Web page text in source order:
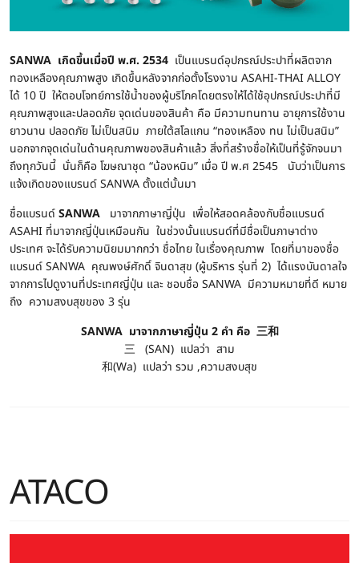
SANWA เกิดขึ้นเมื่อปี พ.ศ. 2534 เป็นแบรนด์อุปกรณ์ประปาที่ผลิตจาก
ทองเหลืองคุณภาพสูง เกิดขึ้นหลังจากก่อตั้งโรงงาน ASAHI-THAI ALLOY
ได้ 10 ปี ให้ตอบโจทย์การใช้น้ำของผู้บริโภคโดยตรงให้ได้ใช้อุปกรณ์ประปาที่มี
คุณภาพสูงและปลอดภัย จุดเด่นของสินค้า คือ มีความทนทาน อายุการใช้งาน
ยาวนาน ปลอดภัย ไม่เป็นสนิม ภายใต้สโลแกน “ทองเหลือง ทน ไม่เป็นสนิม”
นอกจากจุดเด่นในด้านคุณภาพของสินค้าแล้ว สิ่งที่สร้างชื่อให้เป็นที่รู้จักจนมา
ถึงทุกวันนี้ นั่นก็คือ โฆษณาชุด “น้องหนิม” เมื่อ ปี พ.ศ 2545 นับว่าเป็นการ
แจ้งเกิดของแบรนด์ SANWA ตั้งแต่นั้นมา
ชื่อแบรนด์SANWA มาจากภาษาญี่ปุ่น เพื่อให้สอดคล้องกับชื่อแบรนด์
ASAHI ที่มาจากญี่ปุ่นเหมือนกัน ในช่วงนั้นแบรนด์ที่มีชื่อเป็นภาษาต่าง
ประเทศ จะได้รับความนิยมมากกว่า ชื่อไทย ในเรื่องคุณภาพ โดยที่มาของชื่อ
แบรนด์ SANWA คุณพงษ์ศักดิ์ จินดาสุข (ผู้บริหาร รุ่นที่ 2) ได้แรงบันดาลใจ
จากการไปดูงานที่ประเทศญี่ปุ่น และ ชอบชื่อ SANWA มีความหมายที่ดี หมาย
ถึง ความสงบสุขของ 3 รุ่น
SANWA มาจากภาษาญี่ปุ่น 2 คำ คือ 三和
三 (SAN) แปลว่า สาม
和(Wa) แปลว่า รวม ,ความสงบสุข
ATACO